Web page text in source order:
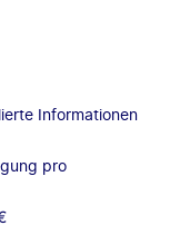
Informationen
pro